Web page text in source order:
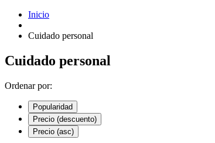
Inicio
Cuidado personal
Cuidado personal
Ordenar por:
Popularidad
Precio (descuento)
Precio (asc)